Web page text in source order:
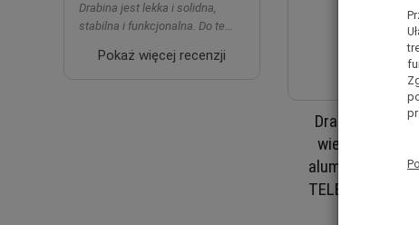
Drabina
wielofunkcyjna
aluminiowa
TELESTEPS
Drabina jest lekka i solidna,
stabilna i funkcjonalna. Do te...
Pokaż więcej recenzji